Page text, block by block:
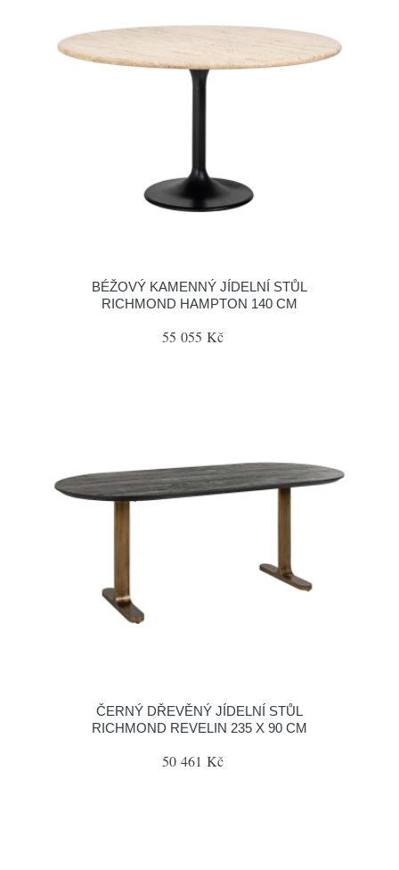
BÉŽOVÝ KAMENNÝ JÍDELNÍ STŮL
RICHMOND HAMPTON 140 CM
55 055 Kč
ČERNÝ DŘEVĚNÝ JÍDELNÍ STŮL
RICHMOND REVELIN 235 X 90 CM
50 461 Kč